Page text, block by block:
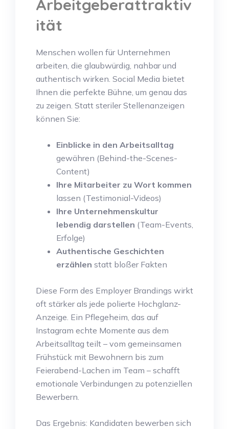
Arbeitgeberattraktiv
ität
Menschen wollen für Unternehmen
arbeiten, die glaubwürdig, nahbar und
authentisch wirken. Social Media bietet
Ihnen die perfekte Bühne, um genau das
zu zeigen. Statt steriler Stellenanzeigen
können Sie:
Einblicke in den Arbeitsalltag
gewähren (Behind-the-Scenes-
Content)
Ihre Mitarbeiter zu Wort kommen
lassen (Testimonial-Videos)
Ihre Unternehmenskultur
lebendig darstellen (Team-Events,
Erfolge)
Authentische Geschichten
erzählen statt bloßer Fakten
Diese Form des Employer Brandings wirkt
oft stärker als jede polierte Hochglanz-
Anzeige. Ein Pflegeheim, das auf
Instagram echte Momente aus dem
Arbeitsalltag teilt – vom gemeinsamen
Frühstück mit Bewohnern bis zum
Feierabend-Lachen im Team – schafft
emotionale Verbindungen zu potenziellen
Bewerbern.
Das Ergebnis: Kandidaten bewerben sich